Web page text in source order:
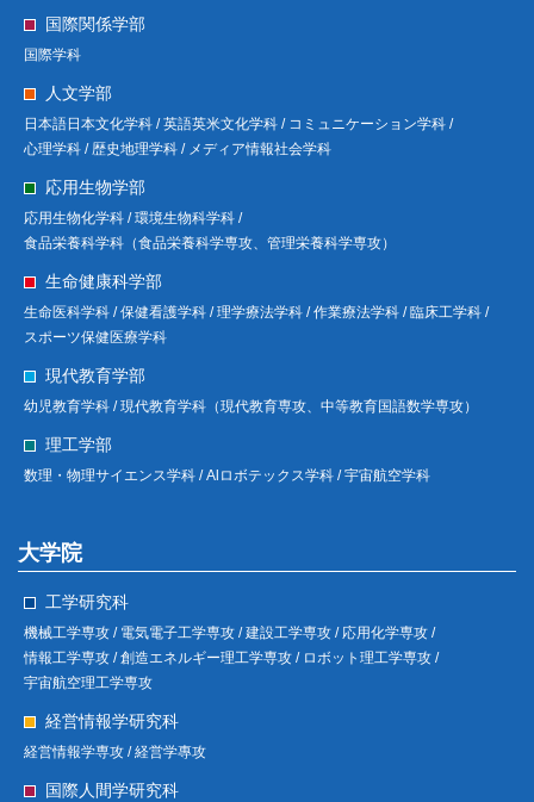
国際関係学部
国際学科
人文学部
日本語日本文化学科 / 英語英米文化学科 / コミュニケーション学科 /
心理学科 / 歴史地理学科 / メディア情報社会学科
応用生物学部
応用生物化学科 / 環境生物科学科 /
食品栄養科学科（食品栄養科学専攻、管理栄養科学専攻）
生命健康科学部
生命医科学科 / 保健看護学科 / 理学療法学科 / 作業療法学科 / 臨床工学科 /
スポーツ保健医療学科
現代教育学部
幼児教育学科 / 現代教育学科（現代教育専攻、中等教育国語数学専攻）
理工学部
数理・物理サイエンス学科 / Alロボテックス学科 / 宇宙航空学科
大学院
工学研究科
機械工学専攻 / 電気電子工学専攻 / 建設工学専攻 / 応用化学専攻 /
情報工学専攻 / 創造エネルギー理工学専攻 / ロボット理工学専攻 /
宇宙航空理工学専攻
経営情報学研究科
経営情報学専攻 / 経営学專攻
国際人間学研究科